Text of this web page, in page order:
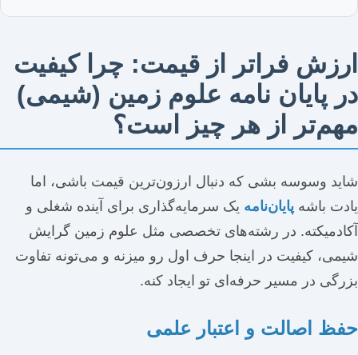
ارزش فراتر از قیمت: چرا کیفیت
در پایان نامه علوم زمین (شیمی)
مهم‌تر از هر چیز است؟
شاید وسوسه بشی که دنبال ارزون‌ترین قیمت باشی، اما
یادت باشه پایان‌نامه یک سرمایه‌گذاری برای آینده شغلی و
آکادمیکته. در رشته‌های تخصصی مثل علوم زمین گرایش
شیمی، کیفیت در اینجا حرف اول رو میزنه و می‌تونه تفاوت
بزرگی در مسیر حرفه‌ای تو ایجاد کنه.
حفظ اصالت و اعتبار علمی